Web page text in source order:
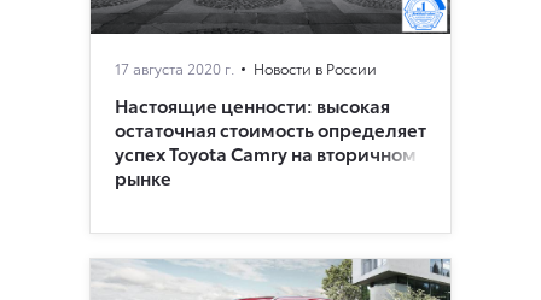
17 августа 2020 г. Новости в России
Настоящие ценности: высокая
остаточная стоимость определяет
успех Toyota Camry на вторичном
рынке